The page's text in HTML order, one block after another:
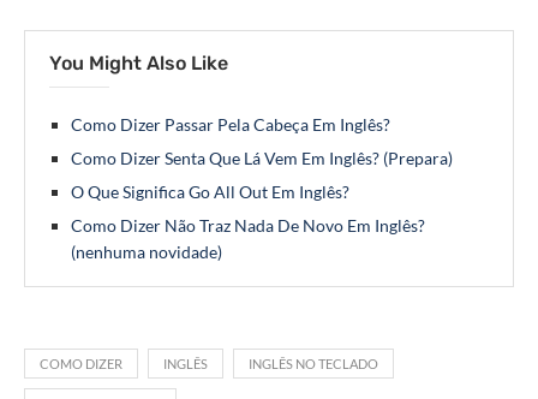
You Might Also Like
Como Dizer Passar Pela Cabeça Em Inglês?
Como Dizer Senta Que Lá Vem Em Inglês? (Prepara)
O Que Significa Go All Out Em Inglês?
Como Dizer Não Traz Nada De Novo Em Inglês?
(nenhuma novidade)
COMO DIZER INGLÊS INGLÊS NO TECLADO